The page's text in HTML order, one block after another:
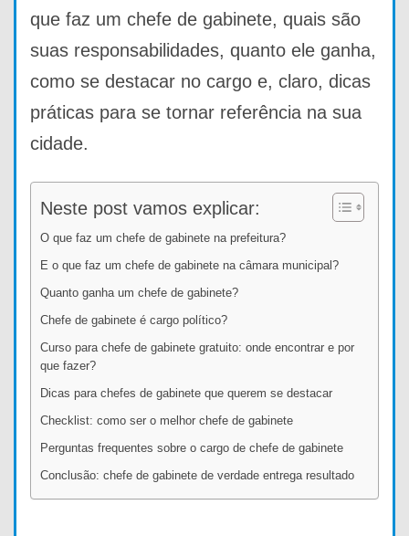
que faz um chefe de gabinete, quais são
suas responsabilidades, quanto ele ganha,
como se destacar no cargo e, claro, dicas
práticas para se tornar referência na sua
cidade.
Neste post vamos explicar:
O que faz um chefe de gabinete na prefeitura?
E o que faz um chefe de gabinete na câmara municipal?
Quanto ganha um chefe de gabinete?
Chefe de gabinete é cargo político?
Curso para chefe de gabinete gratuito: onde encontrar e por
que fazer?
Dicas para chefes de gabinete que querem se destacar
Checklist: como ser o melhor chefe de gabinete
Perguntas frequentes sobre o cargo de chefe de gabinete
Conclusão: chefe de gabinete de verdade entrega resultado